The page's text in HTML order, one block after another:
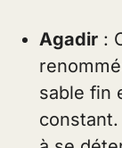
Agadir :
sable fin